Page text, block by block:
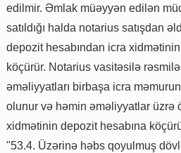
edilmir. Əmlak müəyyən edilən
satıldığı halda notarius satışdan
depozit hesabından icra
köçürür. Notarius vasitəsilə
əməliyyatları birbaşa icra
olunur və həmin əməliyyatlar üzrə
xidmətinin depozit hesabına
"53.4. Üzərinə həbs qoyulmuş